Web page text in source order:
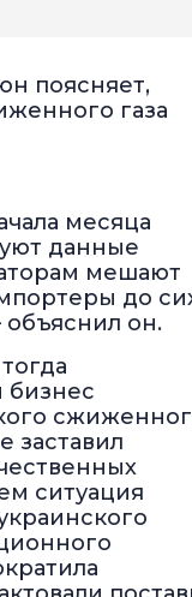
поясняет,
газа
месяца
данные
мешают
до
он.
бизнес
заставил
ситуация